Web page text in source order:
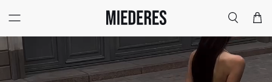
Меню Поиск